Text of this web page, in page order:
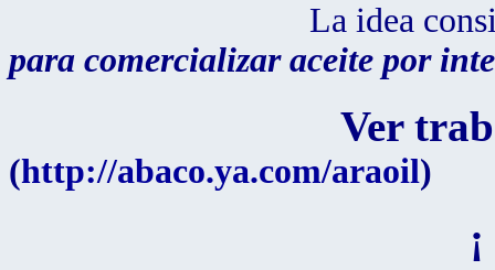
La idea consiste en
para comercializar aceite por
Ver
(http://abaco.ya.com/araoil)